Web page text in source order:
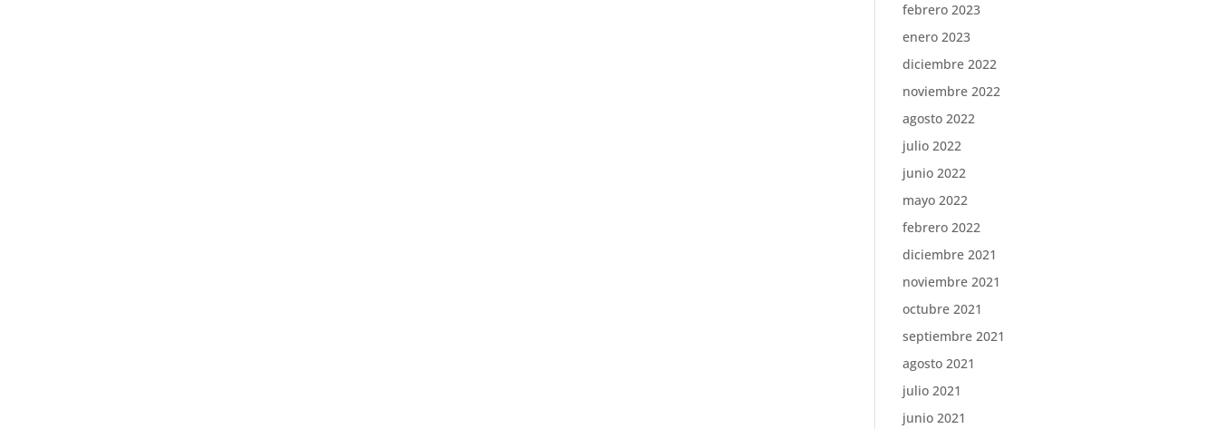
febrero 2023
enero 2023
diciembre 2022
noviembre 2022
agosto 2022
julio 2022
junio 2022
mayo 2022
febrero 2022
diciembre 2021
noviembre 2021
octubre 2021
septiembre 2021
agosto 2021
julio 2021
junio 2021